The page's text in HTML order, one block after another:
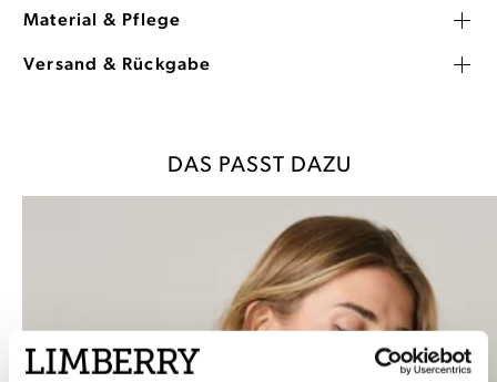
Material & Pflege
Versand & Rückgabe
DAS PASST DAZU